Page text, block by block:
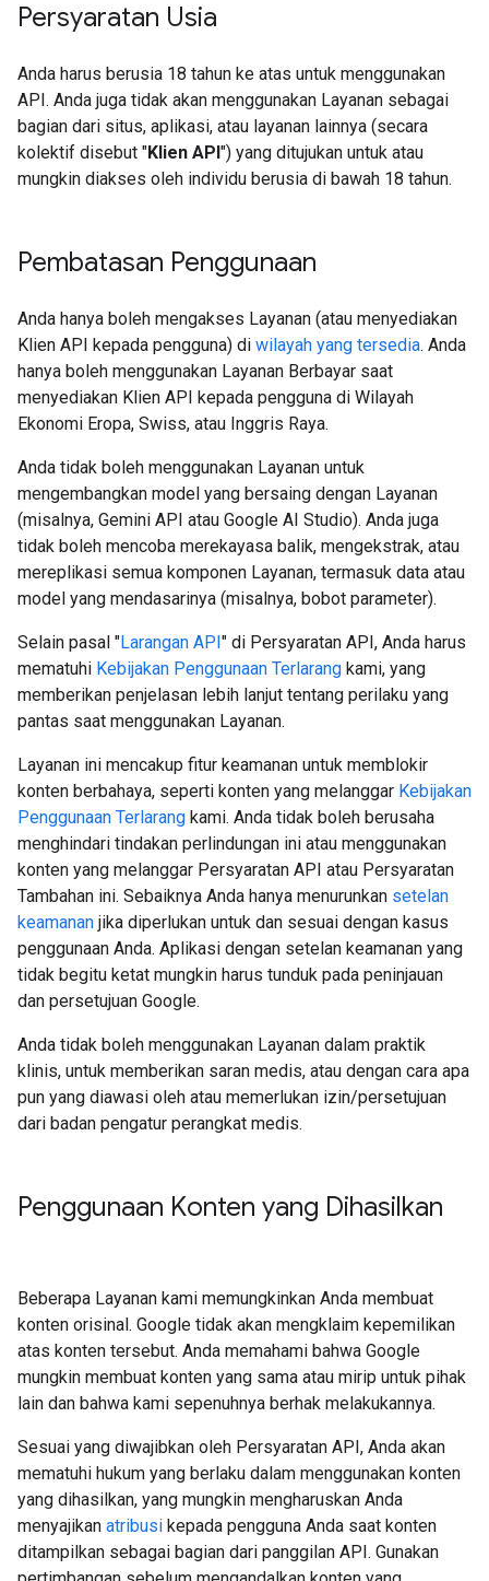
Persyaratan Usia
Anda harus berusia 18 tahun ke atas untuk menggunakan
API. Anda juga tidak akan menggunakan Layanan sebagai
bagian dari situs, aplikasi, atau layanan lainnya (secara
kolektif disebut "Klien API") yang ditujukan untuk atau
mungkin diakses oleh individu berusia di bawah 18 tahun.
Pembatasan Penggunaan
Anda hanya boleh mengakses Layanan (atau menyediakan
Klien API kepada pengguna) di wilayah yang tersedia. Anda
hanya boleh menggunakan Layanan Berbayar saat
menyediakan Klien API kepada pengguna di Wilayah
Ekonomi Eropa, Swiss, atau Inggris Raya.
Anda tidak boleh menggunakan Layanan untuk
mengembangkan model yang bersaing dengan Layanan
(misalnya, Gemini API atau Google AI Studio). Anda juga
tidak boleh mencoba merekayasa balik, mengekstrak, atau
mereplikasi semua komponen Layanan, termasuk data atau
model yang mendasarinya (misalnya, bobot parameter).
Selain pasal "Larangan API" di Persyaratan API, Anda harus
mematuhi Kebijakan Penggunaan Terlarang kami, yang
memberikan penjelasan lebih lanjut tentang perilaku yang
pantas saat menggunakan Layanan.
Layanan ini mencakup fitur keamanan untuk memblokir
konten berbahaya, seperti konten yang melanggar Kebijakan
Penggunaan Terlarang kami. Anda tidak boleh berusaha
menghindari tindakan perlindungan ini atau menggunakan
konten yang melanggar Persyaratan API atau Persyaratan
Tambahan ini. Sebaiknya Anda hanya menurunkan setelan
keamanan jika diperlukan untuk dan sesuai dengan kasus
penggunaan Anda. Aplikasi dengan setelan keamanan yang
tidak begitu ketat mungkin harus tunduk pada peninjauan
dan persetujuan Google.
Anda tidak boleh menggunakan Layanan dalam praktik
klinis, untuk memberikan saran medis, atau dengan cara apa
pun yang diawasi oleh atau memerlukan izin/persetujuan
dari badan pengatur perangkat medis.
Penggunaan Konten yang Dihasilkan
Beberapa Layanan kami memungkinkan Anda membuat
konten orisinal. Google tidak akan mengklaim kepemilikan
atas konten tersebut. Anda memahami bahwa Google
mungkin membuat konten yang sama atau mirip untuk pihak
lain dan bahwa kami sepenuhnya berhak melakukannya.
Sesuai yang diwajibkan oleh Persyaratan API, Anda akan
mematuhi hukum yang berlaku dalam menggunakan konten
yang dihasilkan, yang mungkin mengharuskan Anda
menyajikan atribusi kepada pengguna Anda saat konten
ditampilkan sebagai bagian dari panggilan API. Gunakan